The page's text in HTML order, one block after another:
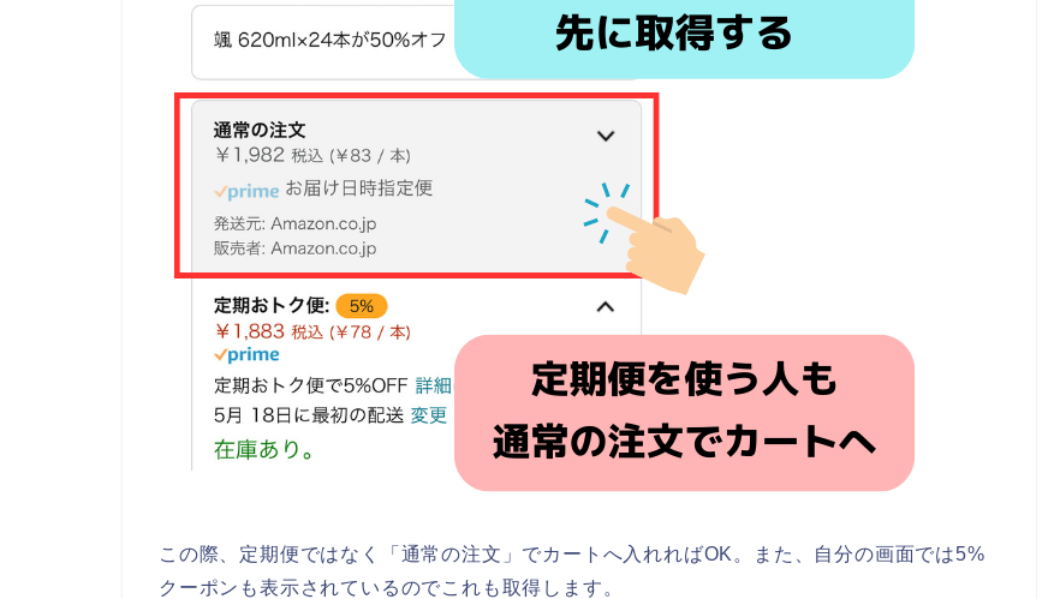
この際、定期便ではなく「通常の注文」でカートへ入れればOK。また、自分の画面では5%
クーポンも表示されているのでこれも取得します。